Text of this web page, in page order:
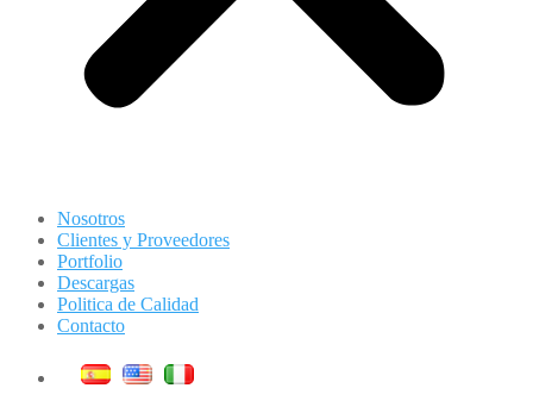
Nosotros
Clientes y Proveedores
Portfolio
Descargas
Politica de Calidad
Contacto